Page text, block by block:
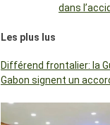
dans
Les plus lus
Différend frontalier: la
Gabon signent un